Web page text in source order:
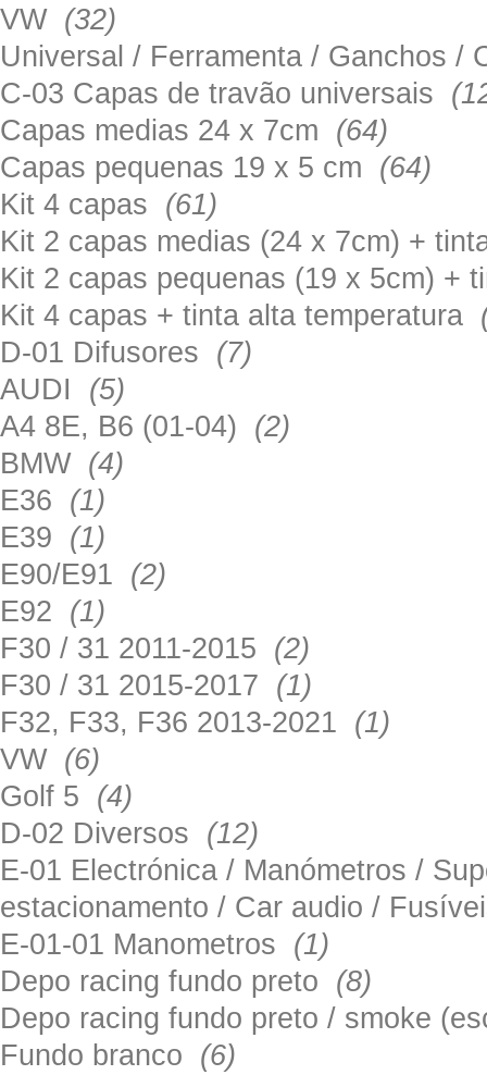
VW (32)
Universal / Ferramenta / Ganchos
C-03 Capas de travão universais
Capas medias 24 x 7cm (64)
Capas pequenas 19 x 5 cm (64)
Kit 4 capas (61)
Kit 2 capas medias (24 x 7cm) +
Kit 2 capas pequenas (19 x 5cm) +
Kit 4 capas + tinta alta temperatura
D-01 Difusores (7)
AUDI (5)
A4 8E, B6 (01-04) (2)
BMW (4)
E36 (1)
E39 (1)
E90/E91 (2)
E92 (1)
F30 / 31 2011-2015 (2)
F30 / 31 2015-2017 (1)
F32, F33, F36 2013-2021 (1)
VW (6)
Golf 5 (4)
D-02 Diversos (12)
E-01 Electrónica / Manómetros /
estacionamento / Car audio /
E-01-01 Manometros (1)
Depo racing fundo preto (8)
Depo racing fundo preto / smoke
Fundo branco (6)